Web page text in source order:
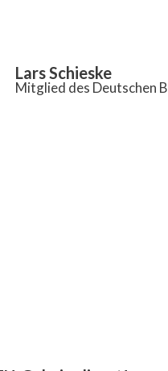
Lars Schieske
Mitglied des Deutschen